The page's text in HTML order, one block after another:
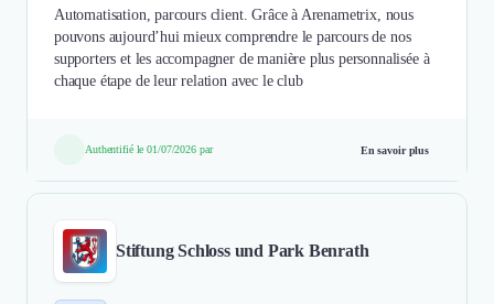
Automatisation, parcours client. Grâce à Arenametrix, nous
pouvons aujourd’hui mieux comprendre le parcours de nos
supporters et les accompagner de manière plus personnalisée à
chaque étape de leur relation avec le club
Authentifié le 01/07/2026 par En savoir plus
Stiftung Schloss und Park Benrath